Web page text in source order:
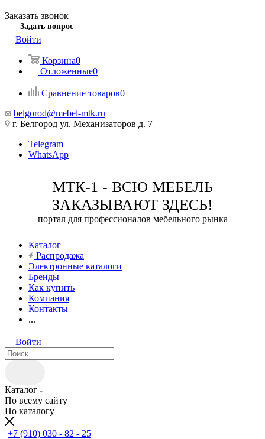
Заказать звонок
Задать вопрос
Войти
Корзина0
Отложенные0
Сравнение товаров0
belgorod@mebel-mtk.ru
г. Белгород ул. Механизаторов д. 7
Telegram
WhatsApp
МТК-1 - ВСЮ МЕБЕЛЬ
ЗАКАЗЫВАЮТ ЗДЕСЬ!
портал для профессионалов мебельного рынка
Каталог
Распродажа
Электронные каталоги
Бренды
Как купить
Компания
Контакты
...
Войти
Каталог
По всему сайту
По каталогу
+7 (910) 030 - 82 - 25